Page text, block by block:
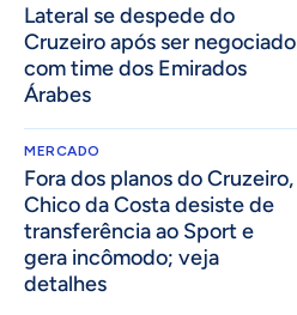
Lateral se despede do
Cruzeiro após ser negociado
com time dos Emirados
Árabes
MERCADO
Fora dos planos do Cruzeiro,
Chico da Costa desiste de
transferência ao Sport e
gera incômodo; veja
detalhes